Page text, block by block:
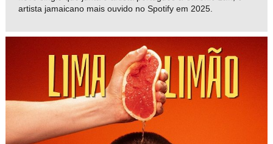
artista jamaicano mais ouvido no Spotify em 2025.